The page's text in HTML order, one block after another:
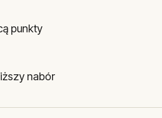
punkty
nabór